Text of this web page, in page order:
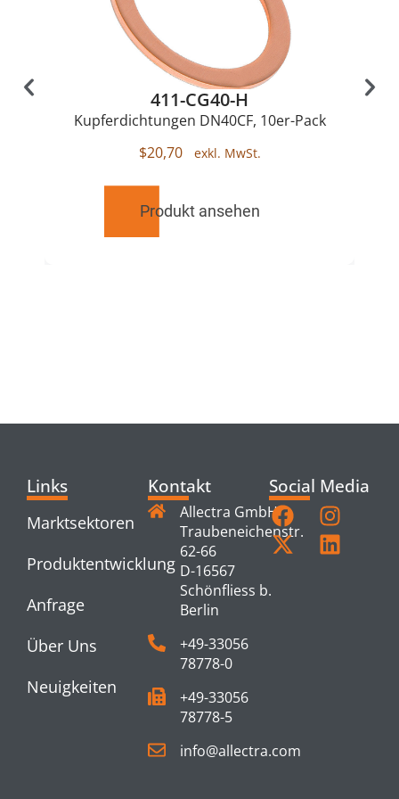
411-CG40-H
Kupferdichtungen DN40CF, 10er-Pack
$20,70
Produkt ansehen
Links
Marktsektoren
Produktentwicklung
Anfrage
Über Uns
Neuigkeiten
Kontakt
Allectra GmbH
Traubeneichenstr.
62-66
D-16567
Schönfliess b.
Berlin
+49-33056
78778-0
+49-33056
78778-5
info@allectra.com
Social Media